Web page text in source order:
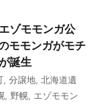
ゾモモンガ公
モモンガがモチ
誕生
, 分譲地, 北海道遺
, 野幌, エゾモモン